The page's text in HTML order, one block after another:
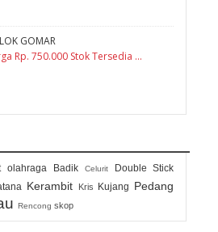
GOMAR
Rp. 750.000 Stok Tersedia ...
olahraga Badik Celurit Double Stick
Kerambit Kris Kujang Pedang
Rencong skop